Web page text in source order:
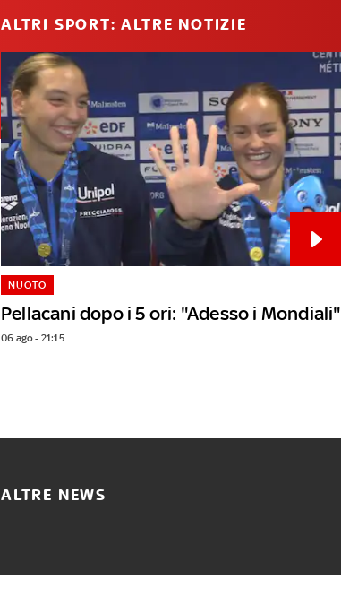
ALTRI SPORT: ALTRE NOTIZIE
Pellacani dopo i 5 ori: "Adesso i Mondiali"
NUOTO
06 ago - 21:15
ALTRE NEWS